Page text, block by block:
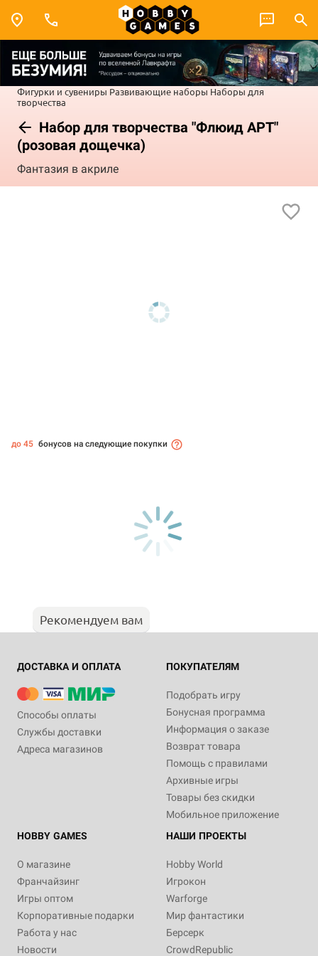
Фигурки и сувениры Развивающие наборы Наборы для
творчества
Набор для творчества "Флюид АРТ"
(розовая дощечка)
Фантазия в акриле
до 45 бонусов на следующие покупки
Рекомендуем вам
ДОСТАВКА И ОПЛАТА
Способы оплаты
Службы доставки
Адреса магазинов
ПОКУПАТЕЛЯМ
Подобрать игру
Бонусная программа
Информация о заказе
Возврат товара
Помощь с правилами
Архивные игры
Товары без скидки
Мобильное приложение
HOBBY GAMES
О магазине
Франчайзинг
Игры оптом
Корпоративные подарки
Работа у нас
Новости
НАШИ ПРОЕКТЫ
Hobby World
Игрокон
Warforge
Мир фантастики
Берсерк
CrowdRepublic